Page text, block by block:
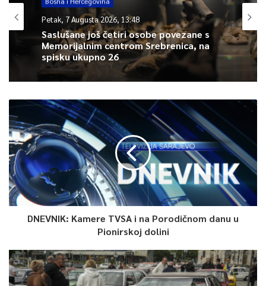
Article Rating
Petak, 7 Augusta 2026, 13:48
Saslušane još četiri osobe povezane s
Memorijalnim centrom Srebrenica, na
spisku ukupno 26
DNEVNIK: Kamere TVSA i na Porodičnom danu u
Pionirskoj dolini